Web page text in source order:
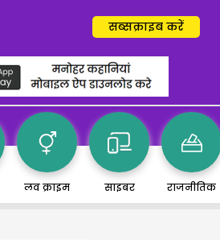
सब्सक्राइब करें
लव क्राइम साइबर राजनीतिक